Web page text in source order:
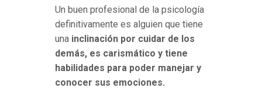
Un buen profesional de la psicología
definitivamente es alguien que tiene
una inclinación por cuidar de los
demás, es carismático y tiene
habilidades para poder manejar y
conocer sus emociones.